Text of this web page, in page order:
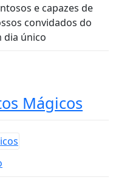
e capazes de
convidados do
dia único
Mágicos